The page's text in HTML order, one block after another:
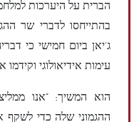
הברית על היערכות
בהתייחסו לדברי שר
ג'יאן ביום חמישי כי
עימות אידיאולוגי וקידמו
הוא המשיך: "אנו
ההגמוני שלה כדי